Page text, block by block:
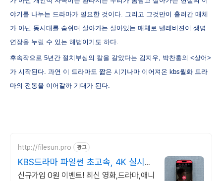
야기를 나누는 드라마가 필요한 것이다. 그리고 그것만이 흘러간 매체
가 아닌 동시대를 숨쉬며 살아가는 살아있는 매체로 텔레비젼이 생명
연장을 누릴 수 있는 해법이기도 하다.
후속작으로 5년간 절치부심의 칼을 갈았다는 김지우, 박찬홍의 <상어>
가 시작된다. 과연 이 드라마도 짧은 시기나마 이어져온 kbs월화 드라
마의 전통을 이어갈까 기대가 된다.
http://filesun.pro 광고
KBS드라마 파일썬 초고속, 4K 실시간
보기!
신규가입 0원 이벤트! 최신 영화,드라마,애니